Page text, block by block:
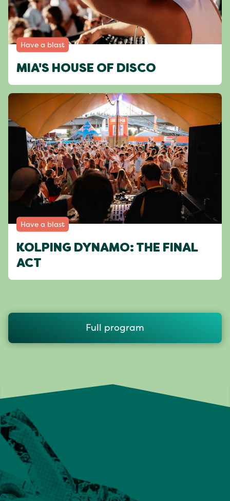
Have a blast
MIA'S HOUSE OF DISCO
Have a blast
KOLPING DYNAMO: THE FINAL
ACT
Full program